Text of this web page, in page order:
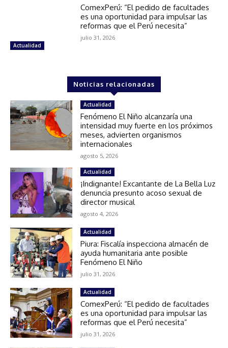
Actualidad
ComexPerú: “El pedido de facultades
es una oportunidad para impulsar las
reformas que el Perú necesita”
julio 31, 2026
Noticias relacionadas
Actualidad
Fenómeno El Niño alcanzaría una
intensidad muy fuerte en los próximos
meses, advierten organismos
internacionales
agosto 5, 2026
Actualidad
¡Indignante! Excantante de La Bella Luz
denuncia presunto acoso sexual de
director musical
agosto 4, 2026
Actualidad
Piura: Fiscalía inspecciona almacén de
ayuda humanitaria ante posible
Fenómeno El Niño
julio 31, 2026
Actualidad
ComexPerú: “El pedido de facultades
es una oportunidad para impulsar las
reformas que el Perú necesita”
julio 31, 2026